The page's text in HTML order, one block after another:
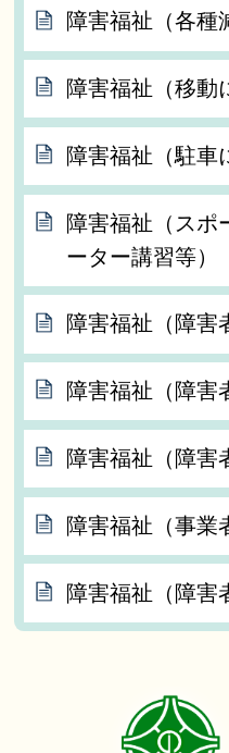
障害福祉（各種
障害福祉（移動
障害福祉（駐車
障害福祉（スポ
ーター講習等）
障害福祉（障害
障害福祉（障害
障害福祉（障害
障害福祉（事業
障害福祉（障害